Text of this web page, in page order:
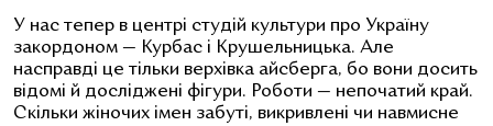
У нас тепер в центрі студій культури про Україну
закордоном — Курбас і Крушельницька. Але
насправді це тільки верхівка айсберга, бо вони досить
відомі й досліджені фігури. Роботи — непочатий край.
Скільки жіночих імен забуті, викривлені чи навмисне